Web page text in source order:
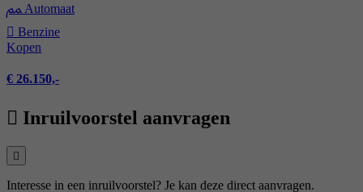
Automaat
Benzine
Kopen
€ 26.150,-
Inruilvoorstel aanvragen
Interesse in een inruilvoorstel? Je kan deze direct aanvragen.